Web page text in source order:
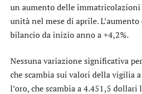
un aumento delle immatricolazioni
unità nel mese di aprile.
bilancio da inizio anno a +4,2%.
Nessuna variazione significativa
che scambia sui valori della vigilia
l’oro, che scambia a 4.451,5 dollari